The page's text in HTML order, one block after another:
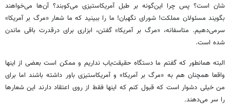
شان است؟ پس چرا این‌گونه بر طبل آمریکاستیزی می‌کوبند؟ آن‌ها می‌خواهند
بگویند مسئولان مملکت! شورای نگهبان! ما را ببینید که ما شعار «مرگ بر آمریکا»
سرمی‌دهیم. متاسفانه، «مرگ بر آمریکا» گفتن، ابزاری برای درقدرت باقی ماندن
شده است.
البته همانطور که گفتم ما دستگاه حقیقت‌یاب نداریم و ممکن است بعضی از اینها
واقعا همچنان هم به «مرگ بر آمریکا» و آمریکاستیزی باور داشته باشند اما برای
من خیلی دشوار است که قبول کنم که اینها فقط از روی اعتقاد دارند این شعارها
را سر می‌دهند.